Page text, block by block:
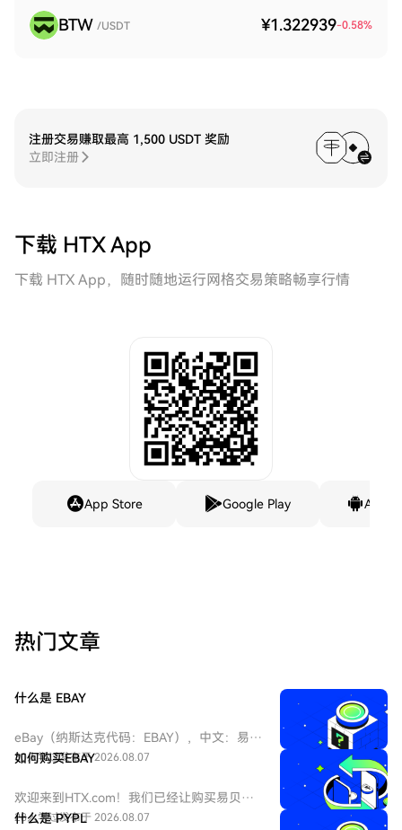
BTW /USDT ¥1.322939-0.58%
注册交易赚取最高 1,500 USDT 奖励
立即注册
下载 HTX App
下载 HTX App，随时随地运行网格交易策略畅享行情
App Store Google Play
热门文章
什么是 EBAY
eBay（纳斯达克代码：EBAY），中文：易
贝，eBay是全球领先的电子商务巨头，成立
拍卖和零售购物的先驱，它连接全球数亿买
家和卖家。公司业务涵盖C2C和B2C领域，是
30人学过发布于 2026.08.07
如何购买EBAY
欢迎来到HTX.com！我们已经让购买易贝
（EBAY）变得简单而便捷。跟随我们的逐步
28人学过发布于 2026.08.07
什么是 PYPL